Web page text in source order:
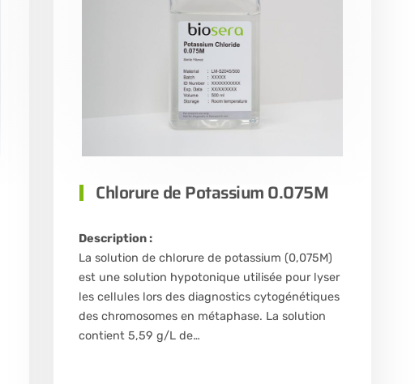
Chlorure de Potassium 0.075M
Description :
La solution de chlorure de potassium (0,075M)
est une solution hypotonique utilisée pour lyser
les cellules lors des diagnostics cytogénétiques
des chromosomes en métaphase. La solution
contient 5,59 g/L de…